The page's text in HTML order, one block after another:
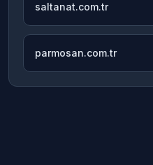
saltanat.com.tr
parmosan.com.tr